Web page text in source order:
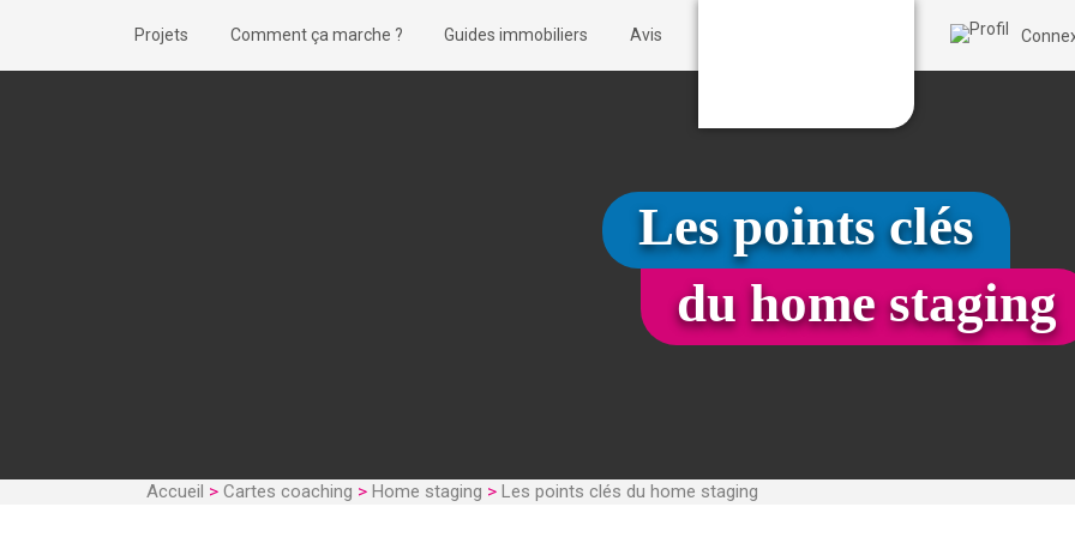
Projets Comment ça marche ? Guides immobiliers Avis
Les points clés
du home staging
Accueil > Cartes coaching > Home staging > Les points clés du home staging